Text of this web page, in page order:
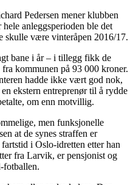
Pedersen mener klubben
anleggsperioden ble det
skulle være vinteråpen 2016/17.
bane i år – i tillegg fikk de
kommunen på 93 000 kroner.
hadde ikke vært god nok,
ekstern entreprenør til å rydde
om enn motvillig.
men funksjonelle
at de synes straffen er
i Oslo-idretten etter han
fra Larvik, er pensjonist og
fotballen.